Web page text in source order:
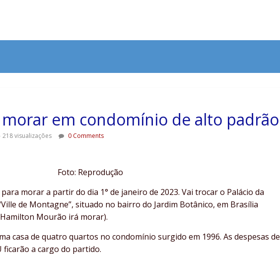
em condomínio de alto padrão
218 visualizações 0 Comments
Foto: Reprodução
morar a partir do dia 1° de janeiro de 2023. Vai trocar o Palácio da
de Montagne”, situado no bairro do Jardim Botânico, em Brasília
Mourão irá morar).
casa de quatro quartos no condomínio surgido em 1996. As despesas de
a cargo do partido.